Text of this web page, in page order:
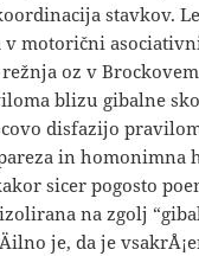
stavkov.
motorični
oz v
blizu gibalne
disfazijo
in homonimna
sicer pogosto
na zgolj
je, da je